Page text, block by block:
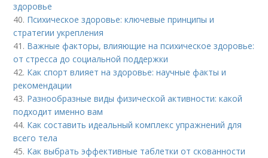
здоровье
40. Психическое здоровье: ключевые принципы и
стратегии укрепления
41. Важные факторы, влияющие на психическое здоровье:
от стресса до социальной поддержки
42. Как спорт влияет на здоровье: научные факты и
рекомендации
43. Разнообразные виды физической активности: какой
подходит именно вам
44. Как составить идеальный комплекс упражнений для
всего тела
45. Как выбрать эффективные таблетки от скованности